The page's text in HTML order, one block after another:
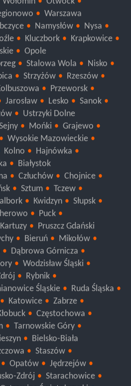
Wołomin
Otwock
Warszawa
Namysłów
Nysa
Kluczbork
Krapkowice
Opole
Stalowa Wola
Nisko
Strzyżów
Rzeszów
Przeworsk
Jarosław Lesko
Sanok
Ustrzyki Dolne
Mońki
Grajewo
Wysokie Mazowieckie
Kolno
Hajnówka
Białystok
Człuchów
Chojnice
Sztum
Tczew
Kwidzyn
Słupsk
Puck
Kartuzy
Pruszcz Gdański
Bieruń
Mikołów
Dąbrowa Górnicza
Wodzisław Śląski
Rybnik
Śląskie
Ruda Śląska
Katowice
Zabrze
Częstochowa
Tarnowskie Góry
Bielsko-Biała
Staszów
Opatów
Jędrzejów
Zdrój
Starachowice